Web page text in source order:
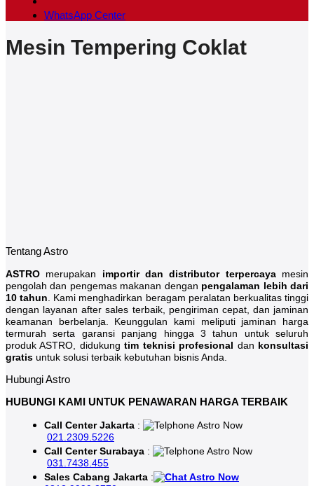
WhatsApp Center
Mesin Tempering Coklat
Tentang Astro
ASTRO merupakan importir dan distributor terpercayamesin
pengolah dan pengemas makanan dengan pengalaman lebih dari
10 tahun. Kami menghadirkan beragam peralatan berkualitas tinggi
dengan layanan after sales terbaik, pengiriman cepat, dan jaminan
keamanan berbelanja. Keunggulan kami meliputi jaminan harga
termurah serta garansi panjang hingga 3 tahun untuk seluruh
produk ASTRO, didukungtim teknisi profesional dan konsultasi
gratis untuk solusi terbaik kebutuhan bisnis Anda.
Hubungi Astro
HUBUNGI KAMI UNTUK PENAWARAN HARGA TERBAIK
Call Center Jakarta :
021.2309.5226
Call Center Surabaya :
031.7438.455
Sales Cabang Jakarta :